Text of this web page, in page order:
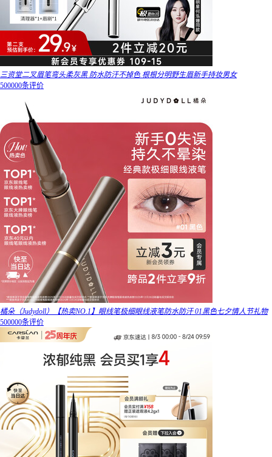
三资堂二叉眉笔弯头柔灰黑 防水防汗不掉色 根根分明野生眉新手持妆男女
500000条评价
橘朵（Judydoll）【热卖NO.1】眼线笔极细眼线液笔防水防汗 01黑色七夕情人节礼物
500000条评价